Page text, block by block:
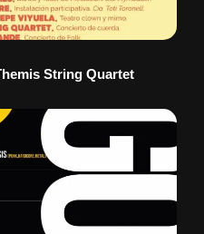
String Quartet